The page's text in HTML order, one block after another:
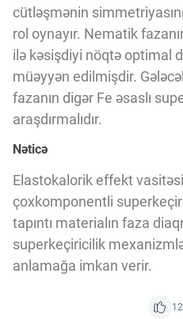
cütləşmənin
rol oynayır. Nematik
ilə kəsişdiyi nöqtə optimal
müəyyən edilmişdir.
fazanın digər Fe əsaslı
araşdırmalıdır.
Nəticə
Elastokalorik effekt
çoxkomponentli
tapıntı materialın faza
superkeçiricilik
anlamağa imkan verir.
12